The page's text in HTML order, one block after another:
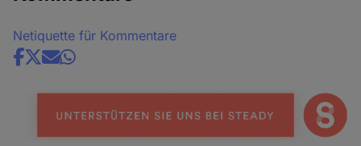
Netiquette für Kommentare
Share
news